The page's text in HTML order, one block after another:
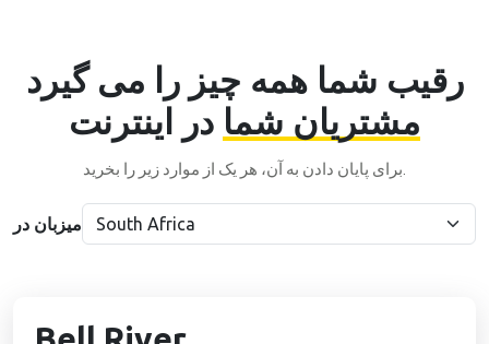
رقیب شما همه چیز را می گیرد
مشتریان شما در اینترنت
برای پایان دادن به آن، هر یک از موارد زیر را بخرید.
میزبان در